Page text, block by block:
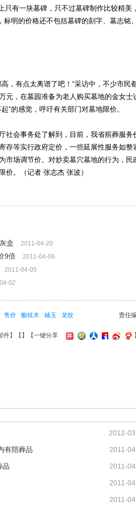
有一块墓碑，只不过墓碑制作比较精美
标明的价格还不包括墓碑的刻字、墓志铭
有点太离谱了吧！”采访中，不少市民
元，在墓园准备为老人购买墓地的金女士
”的感觉，呼吁有关部门对墓地限价。
会事务处了解到，目前，我省殡葬服务
存等实行政府定价，一些延展性服务如整
市场调节价。对炒卖墓穴墓地的行为，民
价。（记者 张志杰 张波）
盒 2011-04-20
9倍 2011-04-06
2011-04-05
02
责任
售价 酸枝木 岫玉 龙纹
件】【 】 【一键分享 】
2012-
2011-
有陪葬品
2011-
品
2011-
2011-